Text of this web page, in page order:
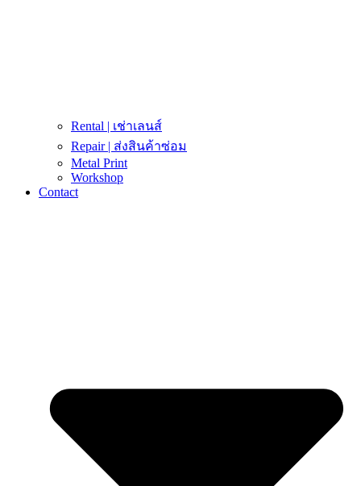
Rental | เช่าเลนส์
Repair | ส่งสินค้าซ่อม
Metal Print
Workshop
Contact